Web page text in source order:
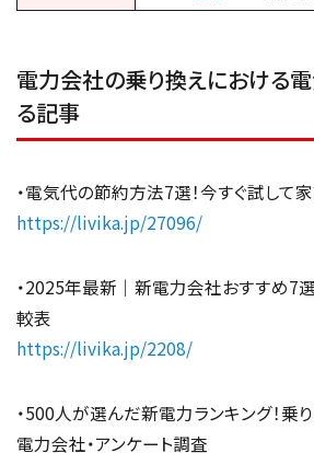
電力会社の乗り換えにおける
る記事
・電気代の節約方法7選！今すぐ試して
https://livika.jp/27096/
・2025年最新｜新電力会社おすすめ7
較表
https://livika.jp/2208/
・500人が選んだ新電力ランキング！乗
電力会社・アンケート調査